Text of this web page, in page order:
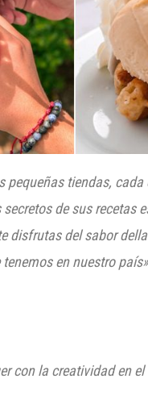
pequeñas tiendas,
de sus recetas
disfrutas del sabordella
en nuestro país»
con la creatividad en